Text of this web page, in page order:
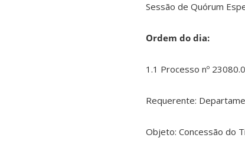
Sessão de Quórum
Ordem do dia:
1.1 Processo nº
Requerente:
Objeto: Concessão do